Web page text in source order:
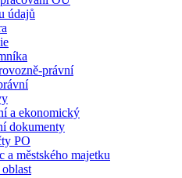
údajů
právní
a ekonomický
dokumenty
PO
a městského majetku